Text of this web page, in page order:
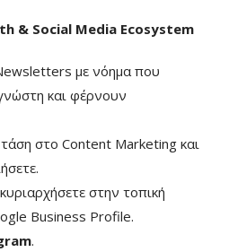
& Social Media Ecosystem
με νόημα που
και φέρνουν
στο Content Marketing και
στην τοπική
Business Profile.
.